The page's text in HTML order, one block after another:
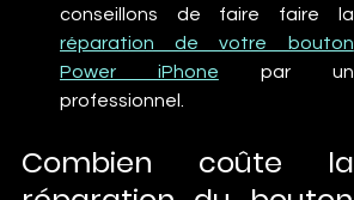
réparation de votre bouton
Power iPhone par un
professionnel.
Combien coûte la